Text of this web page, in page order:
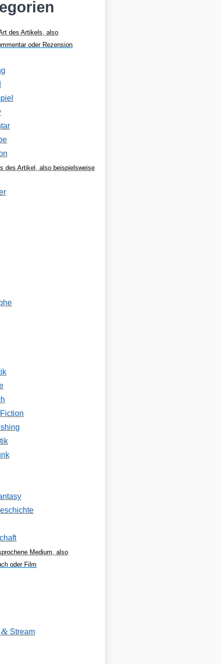
des Artikels, also
oder Rezension
des Artikel, also beispielsweise
Medium, also
oder Film
& Stream